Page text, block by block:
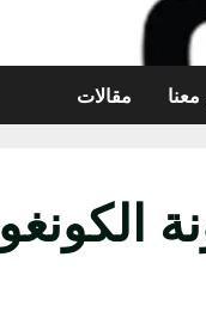
مقالات
الكونغو